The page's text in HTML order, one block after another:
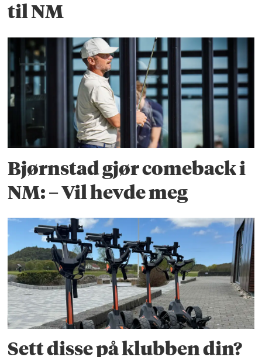
til NM
Bjørnstad gjør comeback i
NM: – Vil hevde meg
Sett disse på klubben din?